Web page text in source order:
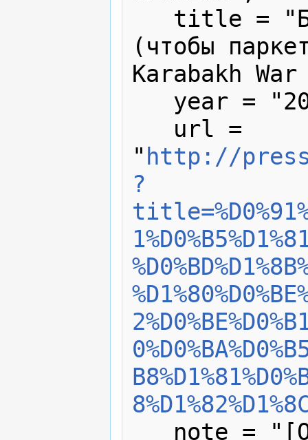
(чтобы
Karabakh
" http://
?